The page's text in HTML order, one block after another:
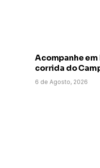
Acompanhe em
corrida do
6 de Agosto, 2026